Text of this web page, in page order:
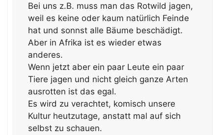
Bei uns z.B. muss man das Rotwild jagen,
weil es keine oder kaum natürlich Feinde
hat und sonnst alle Bäume beschädigt.
Aber in Afrika ist es wieder etwas
anderes.
Wenn jetzt aber ein paar Leute ein paar
Tiere jagen und nicht gleich ganze Arten
ausrotten ist das egal.
Es wird zu verachtet, komisch unsere
Kultur heutzutage, anstatt mal auf sich
selbst zu schauen.